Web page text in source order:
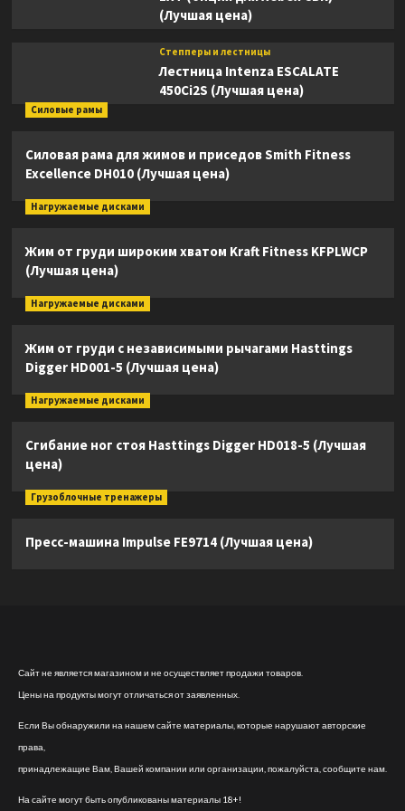
(Лучшая цена)
Степперы и лестницы
Лестница Intenza ESCALATE
450Ci2S (Лучшая цена)
Силовые рамы
Силовая рама для жимов и приседов Smith Fitness
Excellence DH010 (Лучшая цена)
Нагружаемые дисками
Жим от груди широким хватом Kraft Fitness KFPLWCP
(Лучшая цена)
Нагружаемые дисками
Жим от груди с независимыми рычагами Hasttings
Digger HD001-5 (Лучшая цена)
Нагружаемые дисками
Сгибание ног стоя Hasttings Digger HD018-5 (Лучшая
цена)
Грузоблочные тренажеры
Пресс-машина Impulse FE9714 (Лучшая цена)
Сайт не является магазином и не осуществляет продажи товаров.
Цены на продукты могут отличаться от заявленных.
Если Вы обнаружили на нашем сайте материалы, которые нарушают авторские
права,
принадлежащие Вам, Вашей компании или организации, пожалуйста, сообщите нам.
На сайте могут быть опубликованы материалы 18+!